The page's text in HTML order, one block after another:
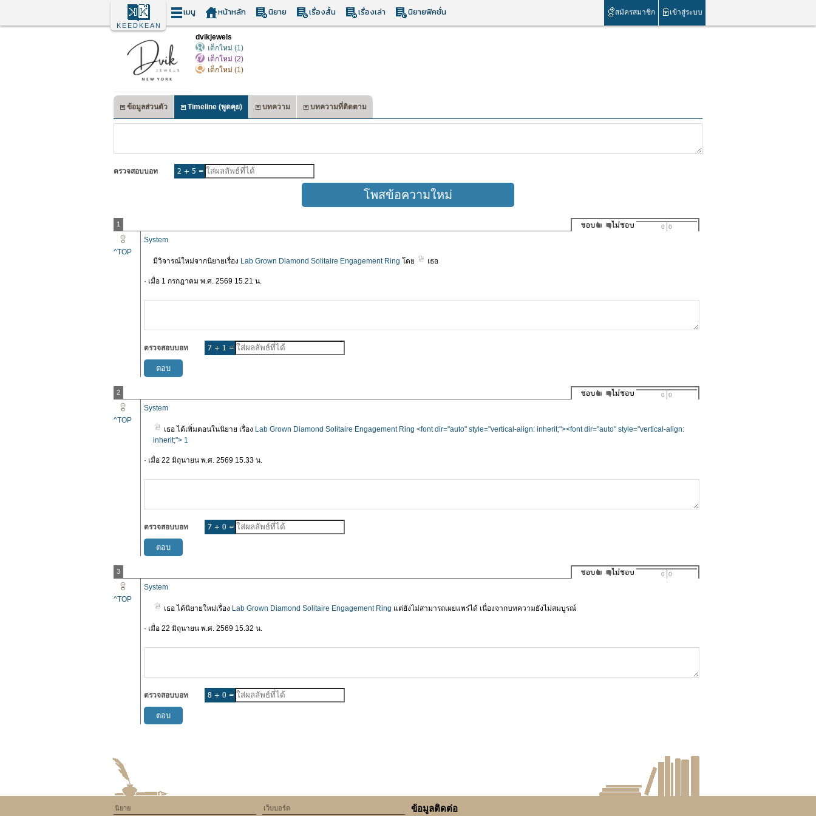
KEEDKEAN
เมนู หน้าหลัก นิยาย เรื่องสั้น เรื่องเล่า นิยายฟิคชั่น สมัครสมาชิก เข้าสู่ระบบ
dvikjewels
เด็กใหม่ (1)
เด็กใหม่ (2)
เด็กใหม่ (1)
ข้อมูลส่วนตัว Timeline (พูดคุย) บทความ บทความที่ติดตาม
ตรวจสอบบอท
1 0 0
^TOP
System
มีวิจารณ์ใหม่จากนิยายเรื่อง Lab Grown Diamond Solitaire Engagement Ring โดย เธอ
· เมื่อ 1 กรกฎาคม พ.ศ. 2569 15.21 น.
ตรวจสอบบอท
2 0 0
^TOP
System
เธอ ได้เพิ่มตอนในนิยาย เรื่อง Lab Grown Diamond Solitaire Engagement Ring <font dir="auto" style="vertical-align: inherit;"><font dir="auto" style="vertical-align:
inherit;"> 1
· เมื่อ 22 มิถุนายน พ.ศ. 2569 15.33 น.
ตรวจสอบบอท
3 0 0
^TOP
System
เธอ ได้นิยายใหม่เรื่อง Lab Grown Diamond Solitaire Engagement Ring แต่ยังไม่สามารถเผยแพร่ได้ เนื่องจากบทความยังไม่สมบูรณ์
· เมื่อ 22 มิถุนายน พ.ศ. 2569 15.32 น.
ตรวจสอบบอท
เว็บบอร์ด
นิยาย ข้อมูลติดต่อ